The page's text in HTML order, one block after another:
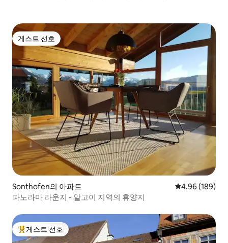
게스트 선호
게스트 선호
Sonthofen의 아파트 평점 4.96점(5
4.96 (189)
파노라마 라운지 - 알고이 지역의 휴양지
상위 게스트 선호
게스트 선호